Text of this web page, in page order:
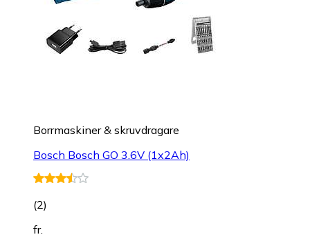
Borrmaskiner & skruvdragare
Bosch Bosch GO 3.6V (1x2Ah)
(2)
fr.